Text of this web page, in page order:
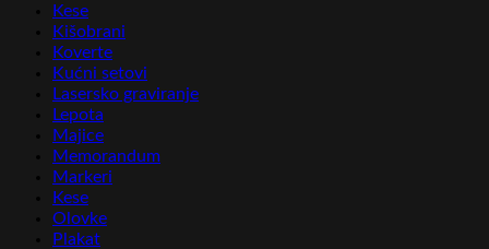
Kese
Kišobrani
Koverte
Kućni setovi
Lasersko graviranje
Lepota
Majice
Memorandum
Markeri
Kese
Olovke
Plakat